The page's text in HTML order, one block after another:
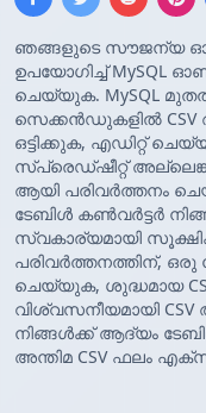
ഞങ്ങളുടെ സൗജന്യ
ഉപയോഗിച്ച് MySQL
ചെയ്യുക. MySQL മുതൽ
സെക്കൻഡുകളിൽ
ഒട്ടിക്കുക, എഡിറ്റ്
സ്പ്രെഡ്ഷീറ്റ്
ആയി പരിവർത്തനം
ടേബിൾ കൺവർട്ടർ
സ്വകാര്യമായി
പരിവർത്തനത്തിന്,
ചെയ്യുക, ശുദ്ധമായ
വിശ്വസനീയമായി
നിങ്ങൾക്ക് ആദ്യം
അന്തിമ CSV ഫലം